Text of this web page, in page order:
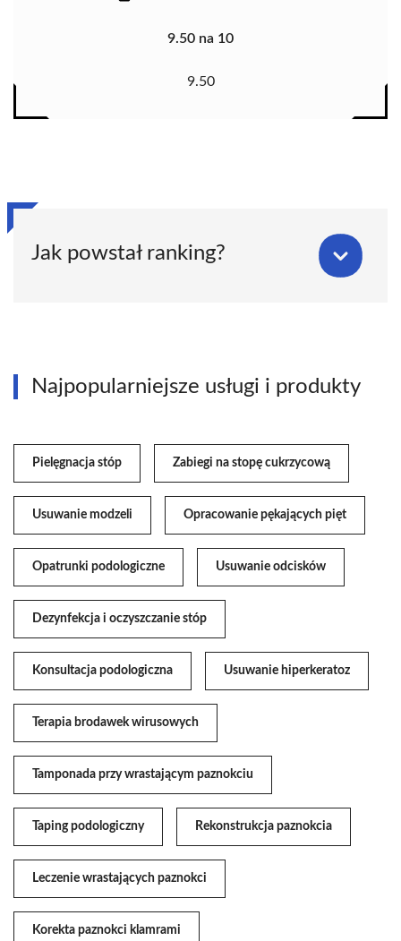
9.50 na 10
9.50
Jak powstał ranking?
Najpopularniejsze usługi i produkty
Pielęgnacja stóp Zabiegi na stopę cukrzycową
Usuwanie modzeli Opracowanie pękających pięt
Opatrunki podologiczne Usuwanie odcisków
Dezynfekcja i oczyszczanie stóp
Konsultacja podologiczna Usuwanie hiperkeratoz
Terapia brodawek wirusowych
Tamponada przy wrastającym paznokciu
Taping podologiczny Rekonstrukcja paznokcia
Leczenie wrastających paznokci
Korekta paznokci klamrami